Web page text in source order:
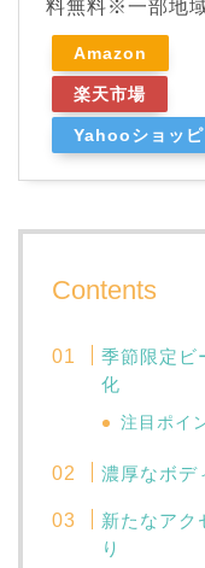
料無料※一部地域
Amazon
楽天市場
Yahooショッ
Contents
季節限定ビ
化
注目ポイ
濃厚なボデ
新たなアク
り